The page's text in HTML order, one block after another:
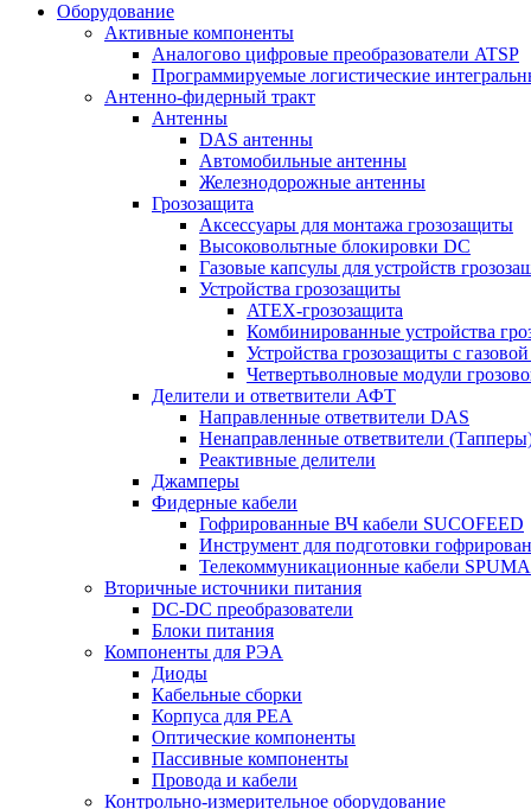
Оборудование
Активные компоненты
Аналогово цифровые преобразователи ATSP
Программируемые логистические
Антенно-фидерный тракт
Антенны
DAS антенны
Автомобильные антенны
Железнодорожные антенны
Грозозащита
Аксессуары для монтажа грозозащиты
Высоковольтные блокировки DC
Газовые капсулы для устройств
Устройства грозозащиты
ATEX-грозозащита
Комбинированные устройства
Устройства грозозащиты с
Четвертьволновые модули
Делители и ответвители АФТ
Направленные ответвители DAS
Ненаправленные ответвители
Реактивные делители
Джамперы
Фидерные кабели
Гофрированные ВЧ кабели SUCOFEED
Инструмент для подготовки
Телекоммуникационные кабели SPUMA
Вторичные источники питания
DC-DC преобразователи
Блоки питания
Компоненты для РЭА
Диоды
Кабельные сборки
Корпуса для РЕА
Оптические компоненты
Пассивные компоненты
Провода и кабели
Контрольно-измерительное оборудование